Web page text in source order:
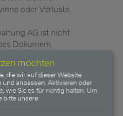
oder Verluste.
AG ist nicht
Dokument
die Empfänger
darüber zu
sich die in
enthaltenen
möchten
die wir auf dieser Website
anpassen. Aktivieren oder
wie Sie es für richtig halten. Um
bitte unsere